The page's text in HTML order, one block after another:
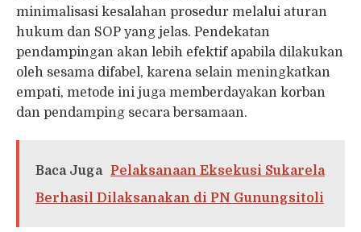
minimalisasi kesalahan prosedur melalui aturan
hukum dan SOP yang jelas. Pendekatan
pendampingan akan lebih efektif apabila dilakukan
oleh sesama difabel, karena selain meningkatkan
empati, metode ini juga memberdayakan korban
dan pendamping secara bersamaan.
Baca Juga
Pelaksanaan Eksekusi Sukarela
Berhasil Dilaksanakan di PN Gunungsitoli